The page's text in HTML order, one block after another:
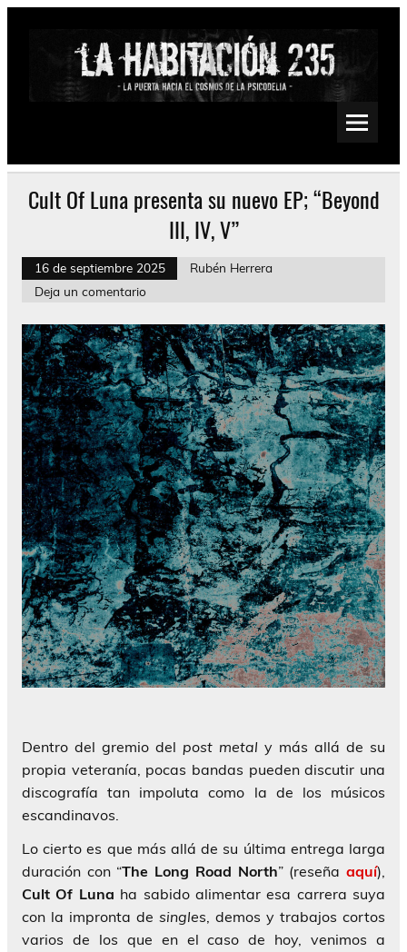
Saltar
Psychedelic, Stoner, Doom, Sludge, Fuzz, Space, Drone
Cult Of Luna presenta su nuevo EP; “Beyond
III, IV, V”
16 de septiembre 2025
Rubén Herrera
Deja un comentario
Dentro del gremio del post metal y más allá de su
propia veteranía, pocas bandas pueden discutir una
discografía tan impoluta como la de los músicos
escandinavos.
Lo cierto es que más allá de su última entrega larga
duración con “The Long Road North” (reseñaaquí),
Cult Of Luna ha sabido alimentar esa carrera suya
con la impronta de singles, demos y trabajos cortos
varios de los que en el caso de hoy, venimos a